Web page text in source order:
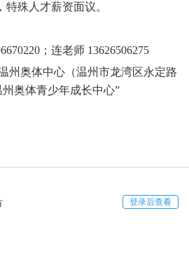
殊人才薪资面议。
；连老师 13626506275
州奥体中心（温州市龙湾区永定路
州奥体青少年成长中心”
登录后查看